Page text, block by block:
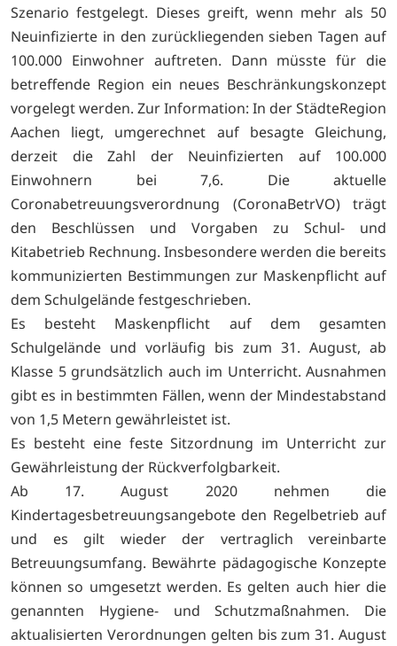
Szenario festgelegt. Dieses greift, wenn mehr als 50
Neuinfizierte in den zurückliegenden sieben Tagen auf
100.000 Einwohner auftreten. Dann müsste für die
betreffende Region ein neues Beschränkungskonzept
vorgelegt werden. Zur Information: In der StädteRegion
Aachen liegt, umgerechnet auf besagte Gleichung,
derzeit die Zahl der Neuinfizierten auf 100.000
Einwohnern bei 7,6. Die aktuelle
Coronabetreuungsverordnung (CoronaBetrVO) trägt
den Beschlüssen und Vorgaben zu Schul- und
Kitabetrieb Rechnung. Insbesondere werden die bereits
kommunizierten Bestimmungen zur Maskenpflicht auf
dem Schulgelände festgeschrieben.
Es besteht Maskenpflicht auf dem gesamten
Schulgelände und vorläufig bis zum 31. August, ab
Klasse 5 grundsätzlich auch im Unterricht. Ausnahmen
gibt es in bestimmten Fällen, wenn der Mindestabstand
von 1,5 Metern gewährleistet ist.
Es besteht eine feste Sitzordnung im Unterricht zur
Gewährleistung der Rückverfolgbarkeit.
Ab 17. August 2020 nehmen die
Kindertagesbetreuungsangebote den Regelbetrieb auf
und es gilt wieder der vertraglich vereinbarte
Betreuungsumfang. Bewährte pädagogische Konzepte
können so umgesetzt werden. Es gelten auch hier die
genannten Hygiene- und Schutzmaßnahmen. Die
aktualisierten Verordnungen gelten bis zum 31. August